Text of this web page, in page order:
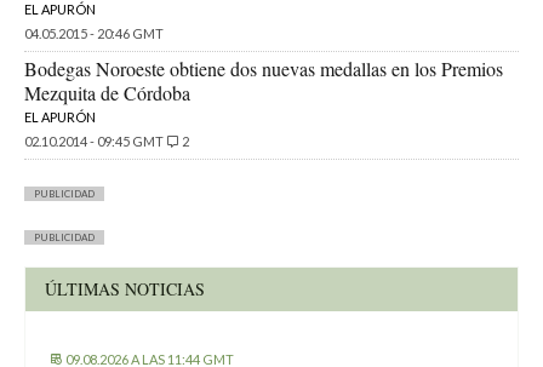
EL APURÓN
04.05.2015 - 20:46 GMT
Bodegas Noroeste obtiene dos nuevas medallas en los Premios
Mezquita de Córdoba
EL APURÓN
02.10.2014 - 09:45 GMT
2
PUBLICIDAD
PUBLICIDAD
ÚLTIMAS NOTICIAS
09.08.2026 A LAS 11:44 GMT